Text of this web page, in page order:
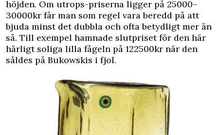
höjden. Om utrops-priserna ligger på 25000–
30000kr får man som regel vara beredd på att
bjuda minst det dubbla och ofta betydligt mer än
så. Till exempel hamnade slutpriset för den här
härligt soliga lilla fågeln på 122500kr när den
såldes på Bukowskis i fjol.